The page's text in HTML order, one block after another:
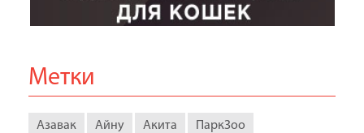
Метки
Азавак Айну Акита ПаркЗоо